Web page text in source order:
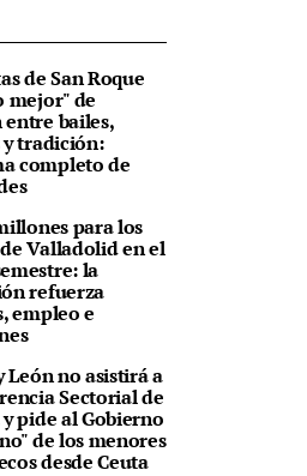
de San Roque
mejor" de
entre bailes,
y tradición:
completo de
para los
Valladolid en el
la
refuerza
empleo e
León no asistirá a
Sectorial de
pide al Gobierno
de los menores
desde Ceuta